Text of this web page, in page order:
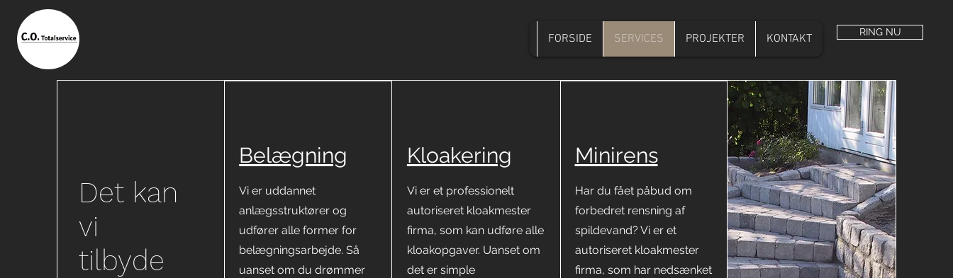
FORSIDE SERVICES PROJEKTER KONTAKT RING NU
Det kan
vi
tilbyde
Belægning
Vi er uddannet
anlægsstruktører og
udfører alle former for
belægningsarbejde. Så
uanset om du drømmer
Kloakering
Vi er et professionelt
autoriseret kloakmester
firma, som kan udføre alle
kloakopgaver. Uanset om
det er simple
Minirens
Har du fået påbud om
forbedret rensning af
spildevand? Vi er et
autoriseret kloakmester
firma, som har nedsænket